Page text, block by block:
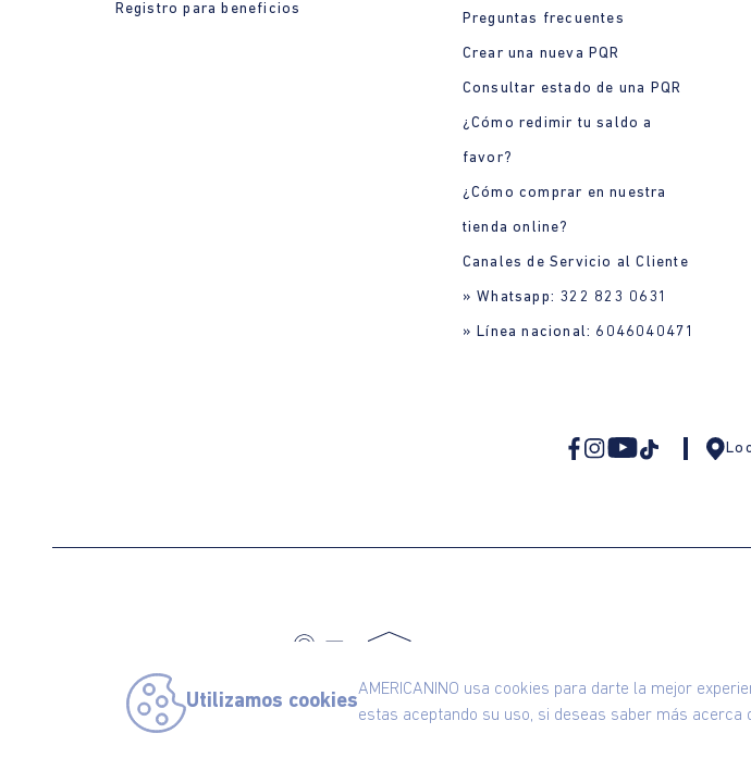
Utilizamos cookies
AMERICANINO usa cookies para darte la mejor
estas aceptando su uso, si deseas saber más acerca
Registro para beneficios
Preguntas frecuentes
Crear una nueva PQR
Consultar estado de una PQR
¿Cómo redimir tu saldo a
favor?
¿Cómo comprar en nuestra
tienda online?
Canales de Servicio al Cliente
» Whatsapp: 322 823 0631
» Línea nacional: 6046040471